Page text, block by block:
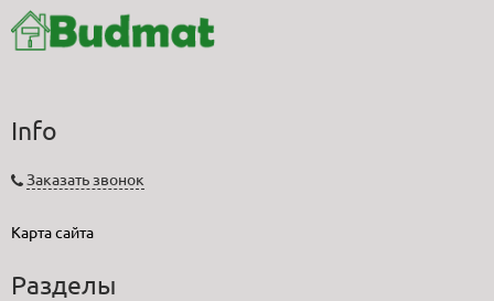
Info
Заказать звонок
Карта сайта
Разделы